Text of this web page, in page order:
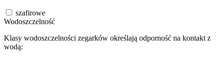
szafirowe
Wodoszczelność
Klasy wodoszczelności zegarków określają odporność na kontakt z
wodą: